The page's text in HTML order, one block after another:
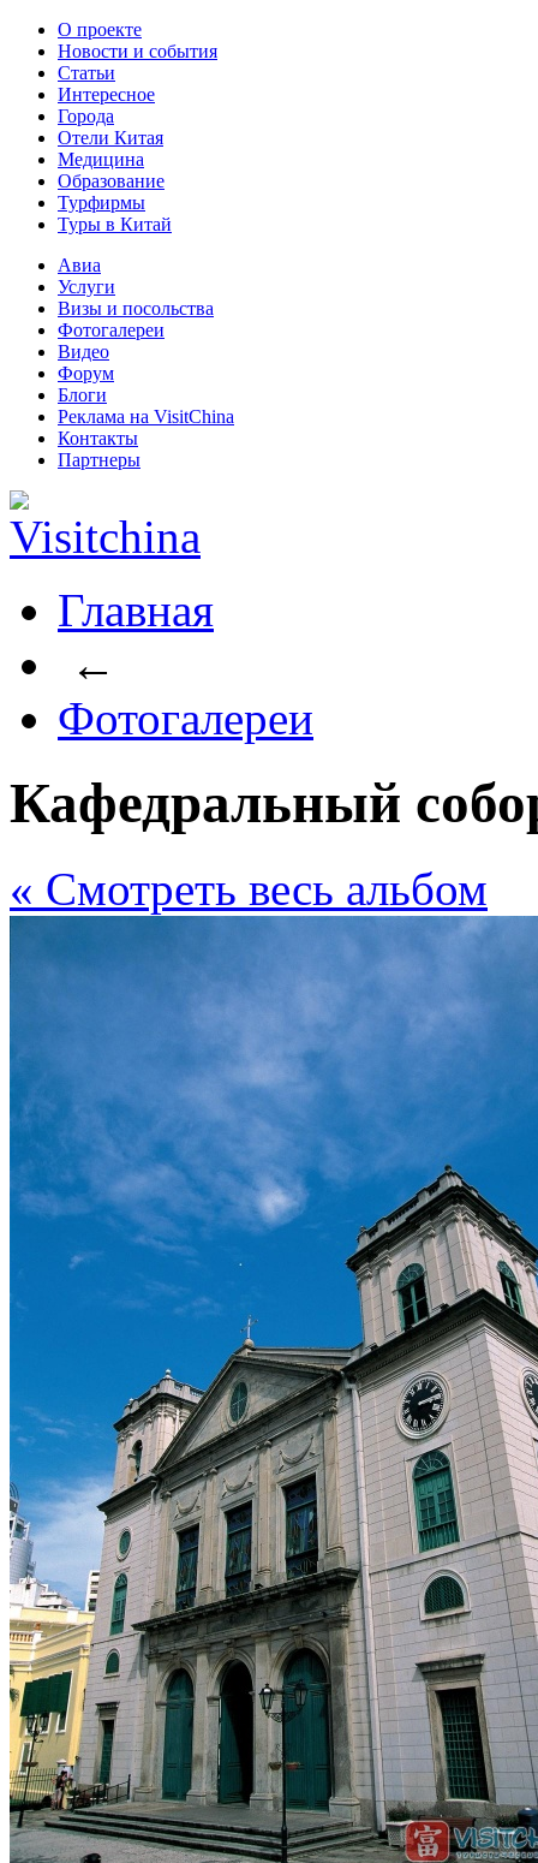
О проекте
Новости и события
Статьи
Интересное
Города
Отели Китая
Медицина
Образование
Турфирмы
Туры в Китай
Авиа
Услуги
Визы и посольства
Фотогалереи
Видео
Форум
Блоги
Реклама на VisitChina
Контакты
Партнеры
Главная
←
Фотогалереи
Кафедральный
« Cмотреть весь альбом